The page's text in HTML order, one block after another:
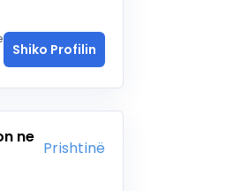
Shiko Profilin
ne
Prishtinë